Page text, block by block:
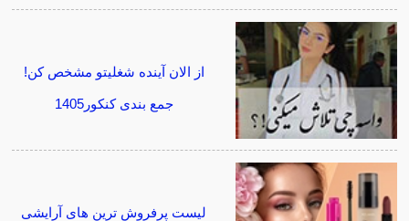
از الان آینده شغلیتو مشخص کن!
جمع بندی کنکور1405
لیست پرفروش ترین های آرایشی